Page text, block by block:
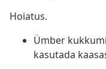
Hoiatus.
Ümber
kasutada